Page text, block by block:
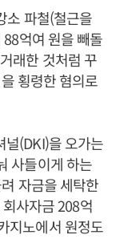
소 파철(철근을
억여 원을 빼돌
래한 것처럼 꾸
횡령한 혐의로
널(DKI)을 오가는
사들이게 하는
자금을 세탁한
사자금 208억
지노에서 원정도